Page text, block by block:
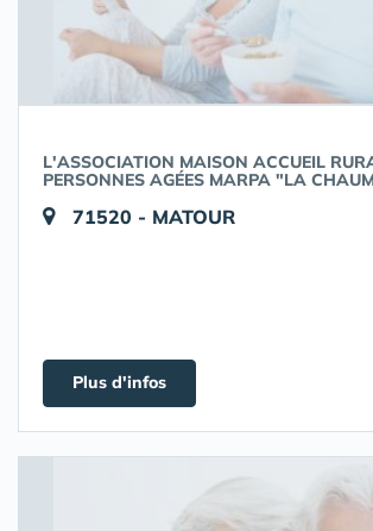
L'ASSOCIATION MAISON ACCUEIL
PERSONNES AGÉES MARPA "LA
71520 - MATOUR
Plus d'infos